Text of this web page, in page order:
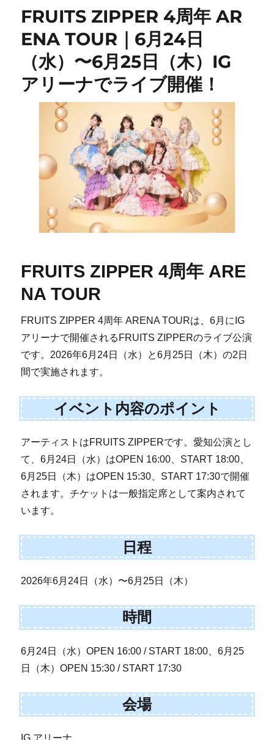
FRUITS ZIPPER 4周年 AR
ENA TOUR｜6月24日
（水）〜6月25日（木）IG
アリーナでライブ開催！
FRUITS ZIPPER 4周年 ARE
NA TOUR
FRUITS ZIPPER 4周年 ARENA TOURは、6月にIG
アリーナで開催されるFRUITS ZIPPERのライブ公演
です。2026年6月24日（水）と6月25日（木）の2日
間で実施されます。
イベント内容のポイント
アーティストはFRUITS ZIPPERです。愛知公演とし
て、6月24日（水）はOPEN 16:00、START 18:00、
6月25日（木）はOPEN 15:30、START 17:30で開催
されます。チケットは一般指定席として案内されて
います。
日程
2026年6月24日（水）〜6月25日（木）
時間
6月24日（水）OPEN 16:00 / START 18:00、6月25
日（木）OPEN 15:30 / START 17:30
会場